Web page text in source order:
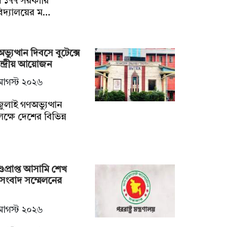
ম…
দিবসে বুটেক্সে
আয়োজন
২০২৬
গণঅভ্যুত্থান
দেশের বিভিন্ন
আসামি শেখ
সম্মেলনের
২০২৬